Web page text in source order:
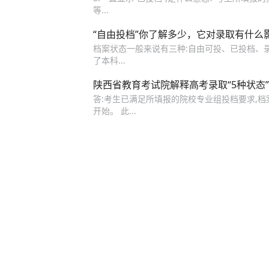
等...
“自由投档”你了解多少，它对录取有什么
档案状态一般来说有三种:自由可投、已投档、
了本科...
陕西省教育考试院解释高考录取“5种状态”
答:考生已满足所填报的院校专业组投档要求,
开始。 此...